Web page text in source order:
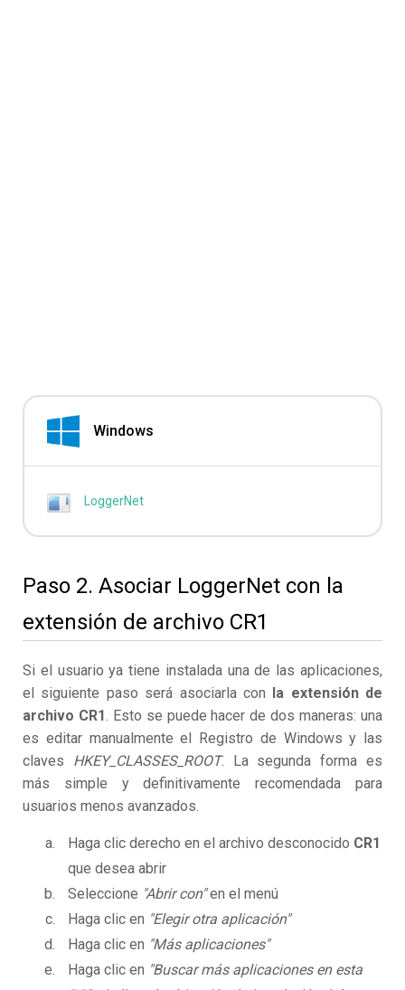
Windows
LoggerNet
Paso 2. Asociar LoggerNet con la
extensión de archivo CR1
Si el usuario ya tiene instalada una de las aplicaciones,
el siguiente paso será asociarla con la extensión de
archivo CR1. Esto se puede hacer de dos maneras: una
es editar manualmente el Registro de Windows y las
claves HKEY_CLASSES_ROOT. La segunda forma es
más simple y definitivamente recomendada para
usuarios menos avanzados.
Haga clic derecho en el archivo desconocido CR1
que desea abrir
Seleccione "Abrir con"en el menú
Haga clic en "Elegir otra aplicación"
Haga clic en "Más aplicaciones"
Haga clic en "Buscar más aplicaciones en esta